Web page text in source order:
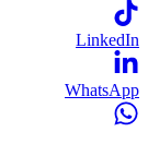
LinkedIn
WhatsApp